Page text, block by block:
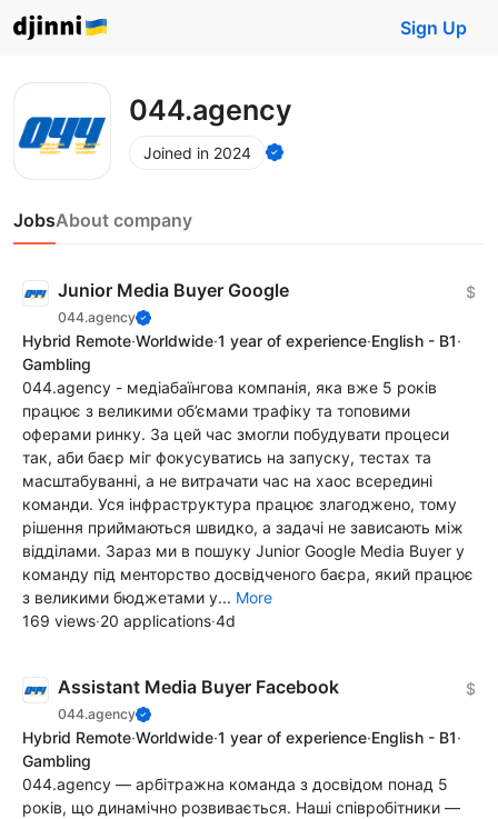
Sign Up
044.agency
Joined in 2024
JobsAbout company
Junior Media Buyer Google
044.agency
$
Hybrid Remote·Worldwide·1 year of experience·English - B1·
Gambling
044.agency - медіабаїнгова компанія, яка вже 5 років
працює з великими об’ємами трафіку та топовими
оферами ринку. За цей час змогли побудувати процеси
так, аби баєр міг фокусуватись на запуску, тестах та
масштабуванні, а не витрачати час на хаос всередині
команди. Уся інфраструктура працює злагоджено, тому
рішення приймаються швидко, а задачі не зависають між
відділами. Зараз ми в пошуку Junior Google Media Buyer у
команду під менторство досвідченого баєра, який працює
з великими бюджетами у... More
169 views·20 applications·4d
Assistant Media Buyer Facebook
044.agency
$
Hybrid Remote·Worldwide·1 year of experience·English - B1·
Gambling
044.agency — арбітражна команда з досвідом понад 5
років, що динамічно розвивається. Наші співробітники —